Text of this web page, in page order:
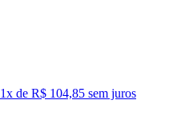
1x de R$ 104,85 sem juros